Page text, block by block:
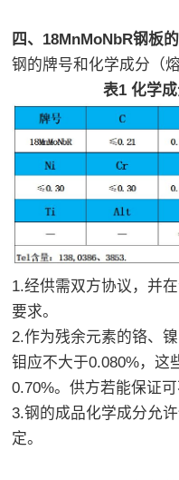
四、18MnMoNbR钢板的
钢的牌号和化学成分（
表1 化学
1.经供需双方协议，并
要求。
2.作为残余元素的铬、
钼应不大于0.080%，这
0.70%。供方若能保证可
3.钢的成品化学成分允
定。